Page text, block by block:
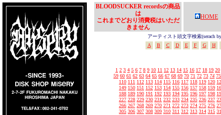
BLOODSUCKER recordsの商品
は
これまでどおり消費税はいただ
きません
HOME
アーティスト頭文字検索(serach
A
B C D E F G H
1 2 3 4 5 6 7 8 9 10 11 12 13 14 15 16 17 18 19 20
59 60 61 62 63 64 65 66 67 68 69 70 71 72 73 74 75
110 111 112 113 114 115 116 117 118 119 120
149 150 151 152 153 154 155 156 157 158 159
188 189 190 191 192 193 194 195 196 197 198
227 228 229 230 231 232 233 234 235 236 237
266 267 268 269 270 271 272 273 274 275 276
305 306 307 308 309 310 311 312 313 314 315